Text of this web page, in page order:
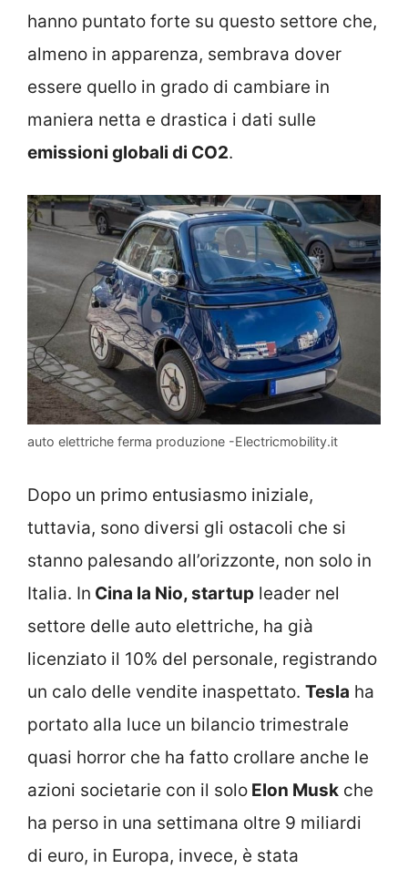
hanno puntato forte su questo settore che,
almeno in apparenza, sembrava dover
essere quello in grado di cambiare in
maniera netta e drastica i dati sulle
emissioni globali di CO2.
auto elettriche ferma produzione -Electricmobility.it
Dopo un primo entusiasmo iniziale,
tuttavia, sono diversi gli ostacoli che si
stanno palesando all’orizzonte, non solo in
Italia. In Cina la Nio, startup leader nel
settore delle auto elettriche, ha già
licenziato il 10% del personale, registrando
un calo delle vendite inaspettato. Tesla ha
portato alla luce un bilancio trimestrale
quasi horror che ha fatto crollare anche le
azioni societarie con il solo Elon Musk che
ha perso in una settimana oltre 9 miliardi
di euro, in Europa, invece, è stata